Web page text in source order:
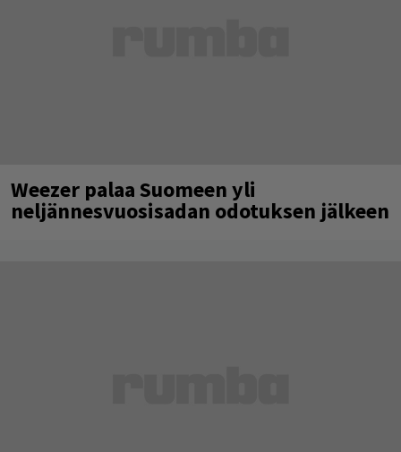
Weezer palaa Suomeen yli
neljännesvuosisadan odotuksen jälkeen